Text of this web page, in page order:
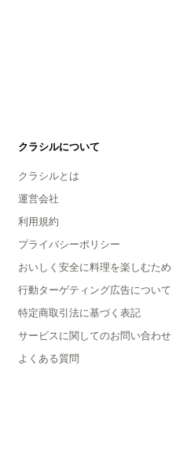
クラシルについて
クラシルとは
運営会社
利用規約
プライバシーポリシー
おいしく安全に料理を楽しむため
行動ターゲティング広告について
特定商取引法に基づく表記
サービスに関してのお問い合わせ
よくある質問